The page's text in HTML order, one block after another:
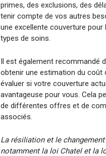
primes, des exclusions, des
tenir compte de vos autres
une excellente couverture pour
types de soins.
Il est également recommandé
obtenir une estimation du coût
évaluer si votre couverture
avantageuse pour vous. Cela
de différentes offres et de
associés.
La résiliation et le
notamment la loi Chatel et la